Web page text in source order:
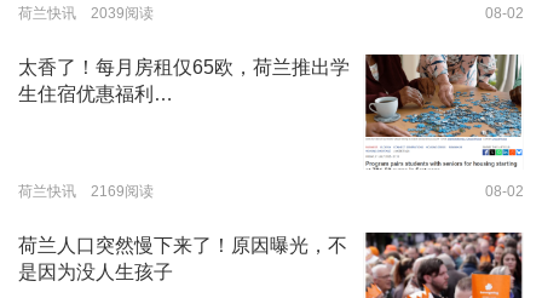
荷兰快讯 2039阅读 08-02
太香了！每月房租仅65欧，荷兰推出学
生住宿优惠福利…
荷兰快讯 2169阅读 08-02
荷兰人口突然慢下来了！原因曝光，不
是因为没人生孩子